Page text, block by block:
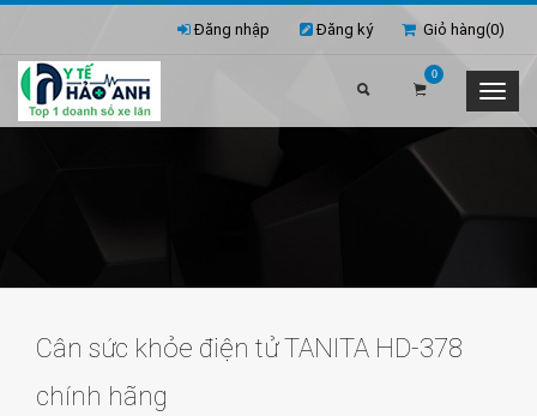
Giỏ hàng(0)
Đăng nhập Đăng ký
0
Cân sức khỏe điện tử TANITA HD-378
chính hãng